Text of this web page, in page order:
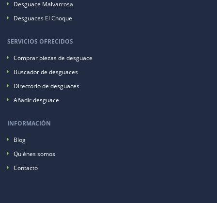
Desguace Malvarrosa
Desguaces El Choque
SERVICIOS OFRECIDOS
Comprar piezas de desguace
Buscador de desguaces
Directorio de desguaces
Añadir desguace
INFORMACIÓN
Blog
Quiénes somos
Contacto